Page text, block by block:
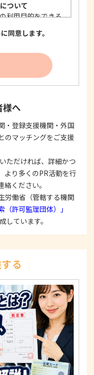
ついて
利用目的をできる
成に必要な限度に
い、同意を得て取
に明示、通知、ま
に限定し、それに
ための措置を講じ
利用目的の範囲内
の安全性を確保す
始めとする安全措
クセス、個人情報
な防止とセキュリ
な対応について
た場合には、適切
くは提供の停止等
滞なく応じます。
て
、個人情報の取扱
およびその他の規
口
21-11 藍ビル202
情報保護担当
同意します。
様へ
・登録支援機関・外国
のマッチングをご支援
ただければ、詳細かつ
より多くのPR活動を行
ください。
労働省（管轄する機関
（許可監理団体）」
しています。
る